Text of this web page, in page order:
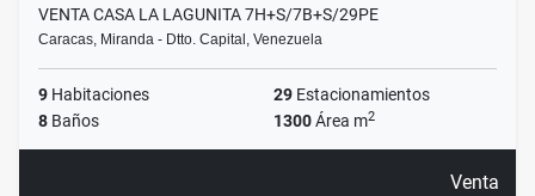
VENTA CASA LA LAGUNITA 7H+S/7B+S/29PE
Caracas, Miranda - Dtto. Capital, Venezuela
9 Habitaciones 29 Estacionamientos
8 Baños 1300Área m2
Venta